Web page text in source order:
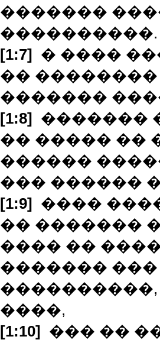
�������
����������.
[1:7] � ����
�� ��������
�������
[1:8] �������
�� ����� ��
������
��� ������
[1:9] ����
�� �������
���� ��
�������
����,
[1:10] ��� ��